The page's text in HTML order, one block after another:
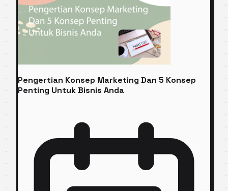
Pengertian Konsep Marketing Dan 5 Konsep
Penting Untuk Bisnis Anda